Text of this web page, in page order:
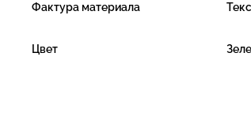
Фактура материала
Цвет